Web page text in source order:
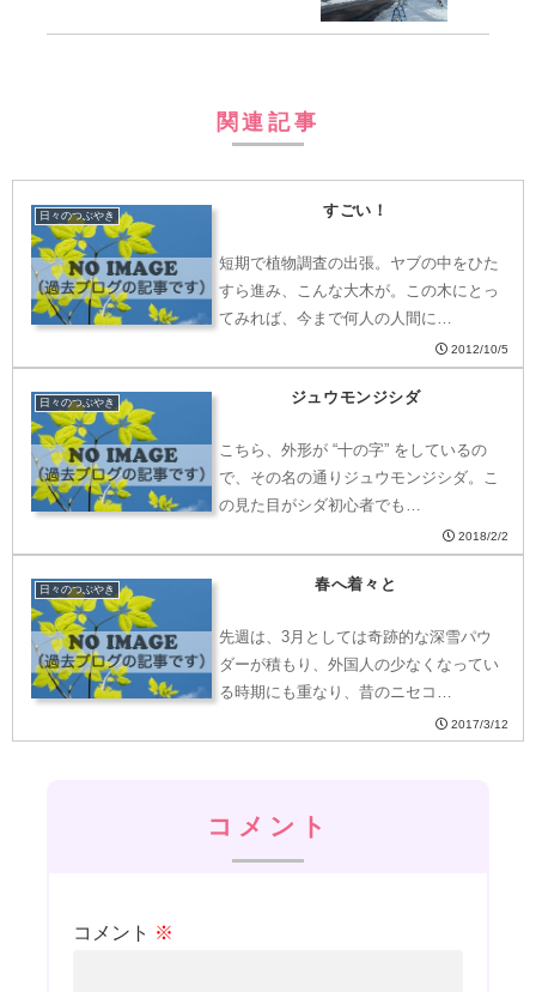
関連記事
日々のつぶやき すごい！
短期で植物調査の出張。ヤブの中をひた
すら進み、こんな大木が。この木にとっ
てみれば、今まで何人の人間に…
2012/10/5
日々のつぶやき ジュウモンジシダ
こちら、外形が “十の字” をしているの
で、その名の通りジュウモンジシダ。こ
の見た目がシダ初心者でも…
2018/2/2
日々のつぶやき 春へ着々と
先週は、3月としては奇跡的な深雪パウ
ダーが積もり、外国人の少なくなってい
る時期にも重なり、昔のニセコ…
2017/3/12
コメント
コメント ※